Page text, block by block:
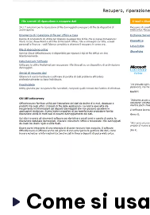
Come si